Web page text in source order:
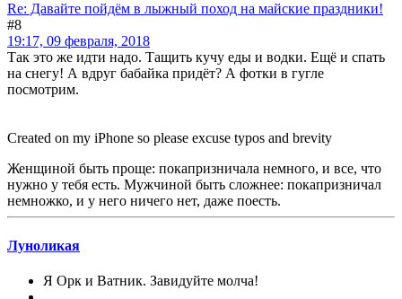
Re: Давайте пойдём в лыжный поход на майские праздники!
#8
19:17, 09 февраля, 2018
Так это же идти надо. Тащить кучу еды и водки. Ещё и спать
на снегу! А вдруг бабайка придёт? А фотки в гугле
посмотрим.
Created on my iPhone so please excuse typos and brevity
Женщиной быть проще: покапризничала немного, и все, что
нужно у тебя есть. Мужчиной быть сложнее: покапризничал
немножко, и у него ничего нет, даже поесть.
Луноликая
Я Орк и Ватник. Завидуйте молча!